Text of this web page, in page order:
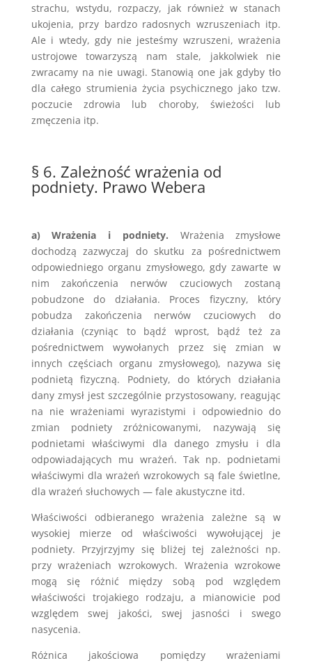
strachu, wstydu, rozpaczy, jak również w stanach
ukojenia, przy bardzo radosnych wzruszeniach itp.
Ale i wtedy, gdy nie jesteśmy wzruszeni, wrażenia
ustrojowe towarzyszą nam stale, jakkolwiek nie
zwracamy na nie uwagi. Stanowią one jak gdyby tło
dla całego strumienia życia psychicznego jako tzw.
poczucie zdrowia lub choroby, świeżości lub
zmęczenia itp.
§ 6. Zależność wrażenia od
podniety. Prawo Webera
a) Wrażenia i podniety. Wrażenia zmysłowe
dochodzą zazwyczaj do skutku za pośrednictwem
odpowiedniego organu zmysłowego, gdy zawarte w
nim zakończenia nerwów czuciowych zostaną
pobudzone do działania. Proces fizyczny, który
pobudza zakończenia nerwów czuciowych do
działania (czyniąc to bądź wprost, bądź też za
pośrednictwem wywołanych przez się zmian w
innych częściach organu zmysłowego), nazywa się
podnietą fizyczną. Podniety, do których działania
dany zmysł jest szczególnie przystosowany, reagując
na nie wrażeniami wyrazistymi i odpowiednio do
zmian podniety zróżnicowanymi, nazywają się
podnietami właściwymi dla danego zmysłu i dla
odpowiadających mu wrażeń. Tak np. podnietami
właściwymi dla wrażeń wzrokowych są fale świetlne,
dla wrażeń słuchowych — fale akustyczne itd.
Właściwości odbieranego wrażenia zależne są w
wysokiej mierze od właściwości wywołującej je
podniety. Przyjrzyjmy się bliżej tej zależności np.
przy wrażeniach wzrokowych. Wrażenia wzrokowe
mogą się różnić między sobą pod względem
właściwości trojakiego rodzaju, a mianowicie pod
względem swej jakości, swej jasności i swego
nasycenia.
Różnica jakościowa pomiędzy wrażeniami